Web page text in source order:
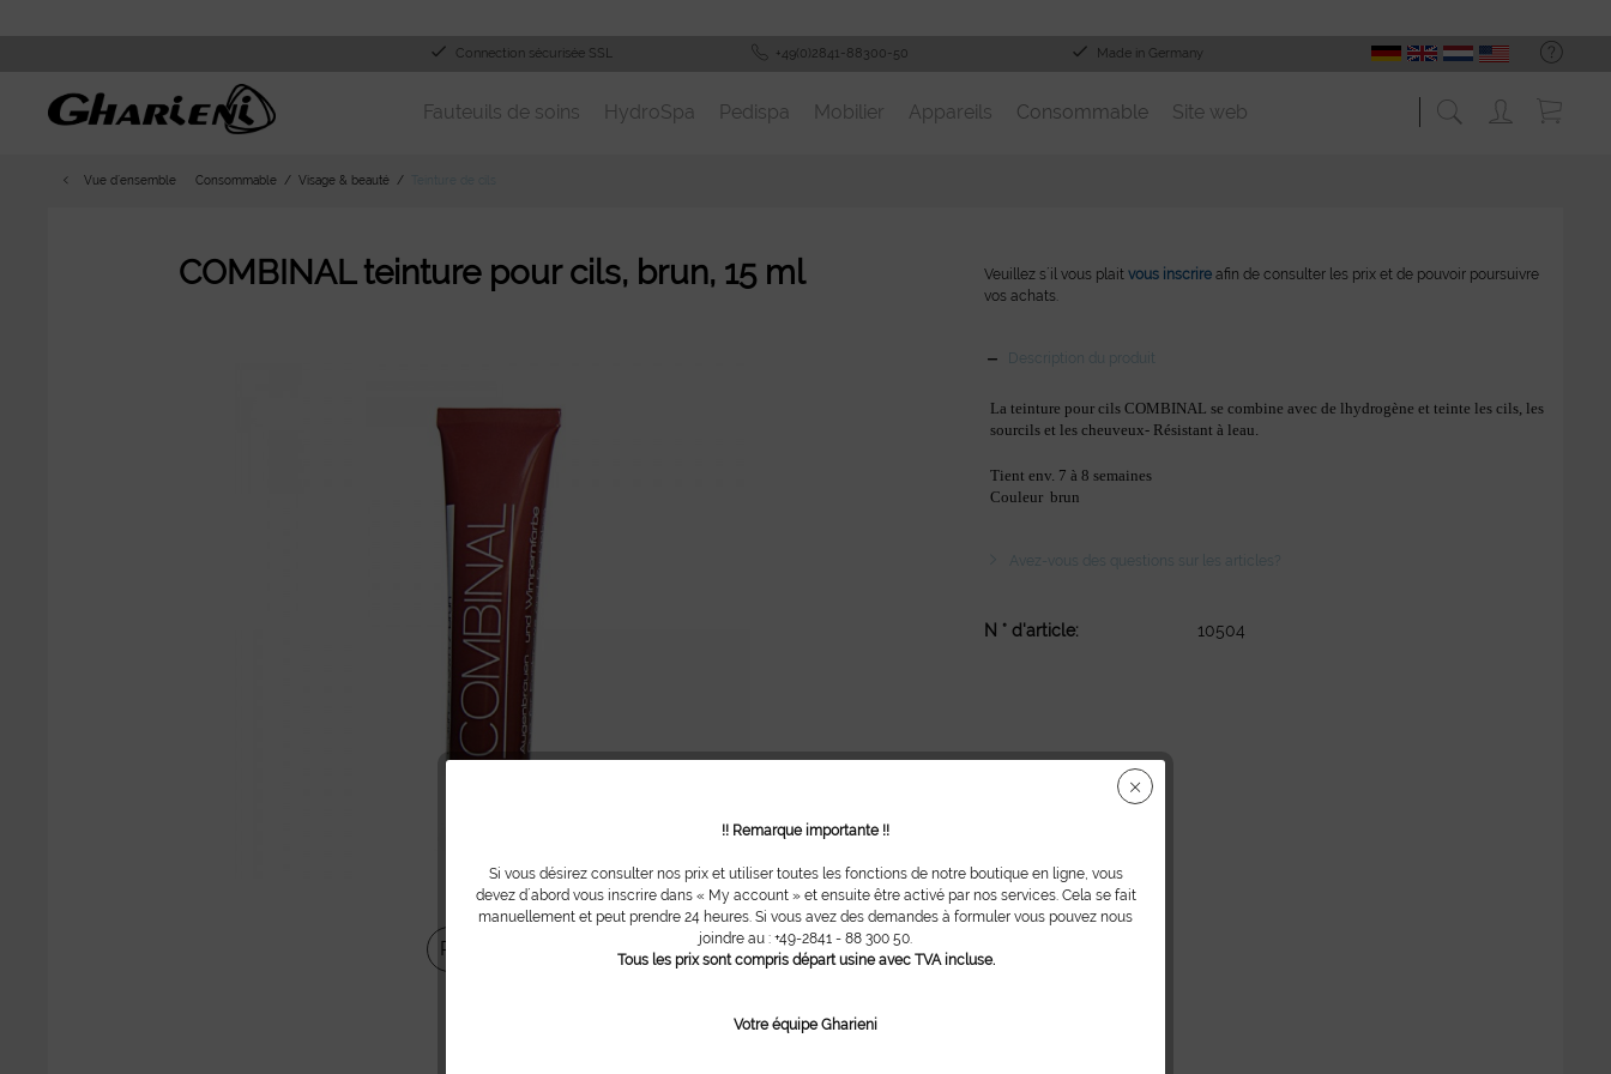
Connection sécurisée SSL +49(0)2841-88300-50 Made in Germany
Fauteuils de soins HydroSpa Pedispa Mobilier Appareils Consommable Site web
Vue d´ensemble Consommable Visage & beauté
COMBINAL teinture pour cils, brun, 15 ml
Partager
Veuillez s´il vous plaitvous inscrire afin de consulter les prix et de pouvoir poursuivre
vos achats.
Description du produit
La teinture pour cils COMBINAL se combine avec de lhydrogène et teinte les cils, les
sourcils et les cheuveux- Résistant à leau.
Tient env. 7 à 8 semaines
Couleur brun
Avez-vous des questions sur les articles?
N ° d'article: 10504
!! Remarque importante !!
Si vous désirez consulter nos prix et utiliser toutes les fonctions de notre boutique en ligne, vous
devez d´abord vous inscrire dans « My account » et ensuite être activé par nos services. Cela se fait
manuellement et peut prendre 24 heures. Si vous avez des demandes à formuler vous pouvez nous
joindre au : +49-2841 - 88 300 50.
Tous les prix sont compris départ usine avec TVA incluse.
Votre équipe Gharieni